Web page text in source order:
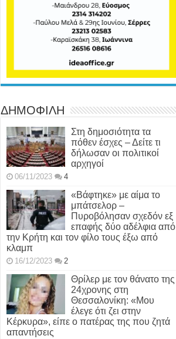
ΔΗΜΟΦΙΛΗ
Στη δημοσιότητα τα
πόθεν έσχες – Δείτε τι
δήλωσαν οι πολιτικοί
αρχηγοί
06/11/2023 4
«Βάφτηκε» με αίμα το
μπάτσελορ –
Πυροβόλησαν σχεδόν εξ
επαφής δύο αδέλφια από
την Κρήτη και τον φίλο τους έξω από
κλαμπ
16/12/2023 2
Θρίλερ με τον θάνατο της
24χρονης στη
Θεσσαλονίκη: «Μου
έλεγε ότι ζει στην
Κέρκυρα», είπε ο πατέρας της που ζητά
απαντήσεις